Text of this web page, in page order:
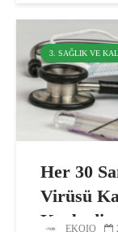
3. SAĞLIK VE
Her 30
Virüsü
EKOIQ